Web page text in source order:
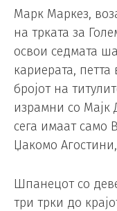
Марк Маркез,
на трката за
освои седмата
кариерата,
бројот на
израмни со Мајк
сега имаат само
Џакомо
Шпанецот со
три трки до